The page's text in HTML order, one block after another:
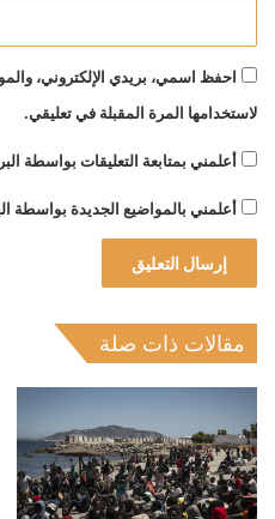
احفظ اسمي، بريدي الإلكتروني،
لاستخدامها المرة المقبلة في تعليقي.
أعلمني بمتابعة التعليقات بواسطة
أعلمني بالمواضيع الجديدة بواسطة
مقالات ذات صلة